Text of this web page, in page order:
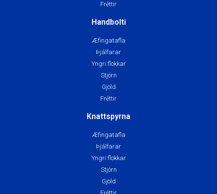
Fréttir
Handbolti
Æfingatafla
Þjálfarar
Yngri flokkar
Stjórn
Gjöld
Fréttir
Knattspyrna
Æfingatafla
Þjálfarar
Yngri flokkar
Stjórn
Gjöld